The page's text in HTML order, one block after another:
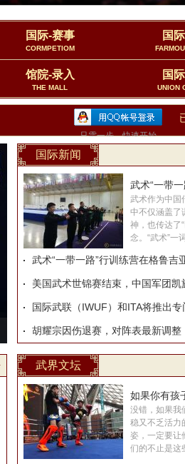
国际-赛事
CORMPETIOM
国
馆院-录入
THE MALL
国
UNION
只需一步，快速开始
国际新闻
武术“一带
武术作为中国
中不仅涵盖了
神，也传达了
念。“武术”一
武术“一带一路”行训练营在格鲁吉
美国武术世锦赛结束，中国军团凯
胡耀宗因伤退赛，对阵表最新调整
武界文坛
如果你有孩
没错，如果我
稳又不乏活力
姿，一定要让
们的不止是这